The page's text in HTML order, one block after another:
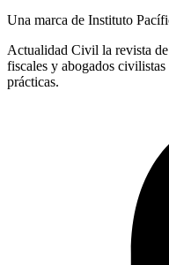
Una marca de Instituto
Actualidad Civil la revista
fiscales y abogados
prácticas.